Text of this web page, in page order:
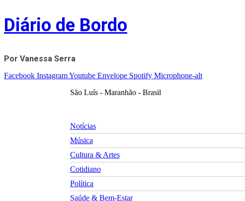
Skip
to
content
Diário de Bordo
Por Vanessa Serra
Facebook InstagramYoutube Envelope Spotify Microphone-alt
São Luís - Maranhão - Brasil
Notícias
Música
Cultura & Artes
Cotidiano
Política
Saúde & Bem-Estar